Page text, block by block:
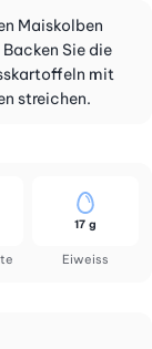
Maiskolben
Sie die
mit
streichen.
Eiweiss
17 g